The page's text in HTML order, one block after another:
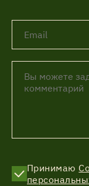
Принимаю